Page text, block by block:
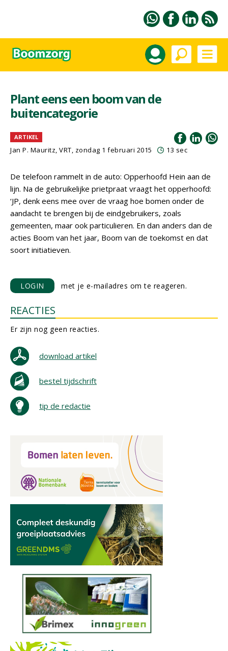
Plant eens een boom van de
buitencategorie
ARTIKEL
Jan P. Mauritz, VRT, zondag 1 februari 2015 13 sec
De telefoon rammelt in de auto: Opperhoofd Hein aan de
lijn. Na de gebruikelijke prietpraat vraagt het opperhoofd:
‘JP, denk eens mee over de vraag hoe bomen onder de
aandacht te brengen bij de eindgebruikers, zoals
gemeenten, maar ook particulieren. En dan anders dan de
acties Boom van het jaar, Boom van de toekomst en dat
soort initiatieven.
LOGIN met je e-mailadres om te reageren.
REACTIES
Er zijn nog geen reacties.
download artikel
bestel tijdschrift
tip de redactie